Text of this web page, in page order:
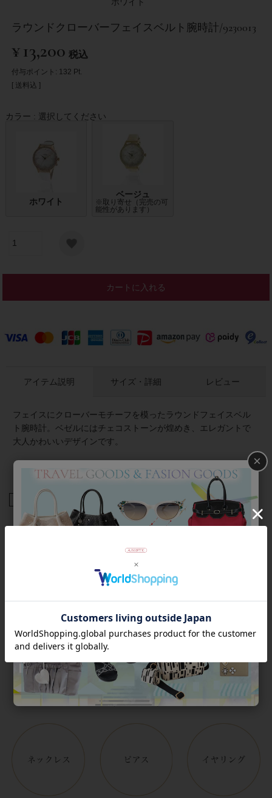
ラウンドクローバーフェイスベルト腕時計/9230013
¥13,200 税込
付与ポイント: 132 Pt.
送料込
カラー 選択してください
ホワイト
ベージュ
※取り寄せ（完売の可
能性があります）
カートに入れる
アイテム説明
フェイスにクローバーモチーフを模ったラウンドフェイスベル
ト腕時計。ベゼルにはチェコストーンが煌めき、エレガントで
大人かわいいデザインです。
サイズ・詳細 レビュー
商品番号 9230013
Category
アイテムカテゴリー
×